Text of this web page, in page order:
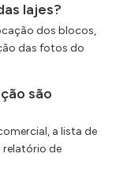
lajes?
dos blocos,
das fotos do
são
a lista de
relatório de